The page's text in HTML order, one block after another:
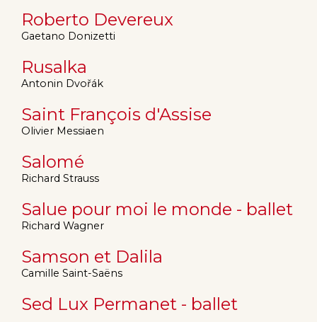
Roberto Devereux
Gaetano Donizetti
Rusalka
Antonin Dvořák
Saint François d'Assise
Olivier Messiaen
Salomé
Richard Strauss
Salue pour moi le monde - ballet
Richard Wagner
Samson et Dalila
Camille Saint-Saëns
Sed Lux Permanet - ballet